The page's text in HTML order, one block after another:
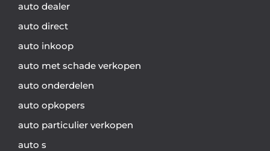
auto dealer
auto direct
auto inkoop
auto met schade verkopen
auto onderdelen
auto opkopers
auto particulier verkopen
auto s